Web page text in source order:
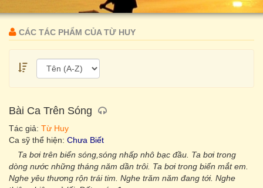
CÁC TÁC PHẨM CỦA TỪ HUY
Bài Ca Trên Sóng
Tác giả: Từ Huy
Ca sỹ thể hiện: Chưa Biết
Ta bơi trên biển sóng,sóng nhấp nhô bạc đầu. Ta bơi trong
dòng nước những tháng năm dần trôi. Ta bơi trong biển mắt em.
Nghe yêu thương rộn trái tim. Nghe trăm năm đang tới. Nghe